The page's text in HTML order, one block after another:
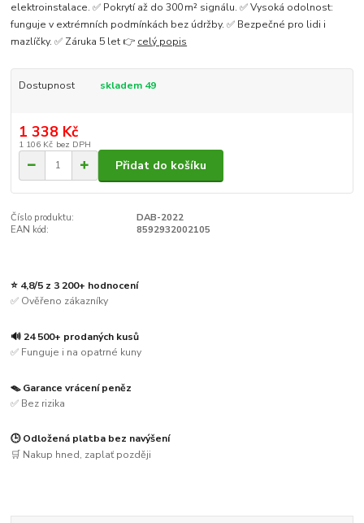
elektroinstalace. ✅ Pokrytí až do 300 m² signálu. ✅ Vysoká odolnost:
funguje v extrémních podmínkách bez údržby. ✅ Bezpečné pro lidi i
mazlíčky. ✅ Záruka 5 let 👉 celý popis
Dostupnost skladem 49
1 338 Kč
1 106 Kč bez DPH
Přidat do košíku
Číslo produktu:
DAB-2022
EAN kód:
8592932002105
⭐ 4,8/5 z 3 200+ hodnocení
✅ Ověřeno zákazníky
🔊 24 500+ prodaných kusů
✅ Funguje i na opatrné kuny
🪤 Garance vrácení peněz
✅ Bez rizika
🕒 Odložená platba bez navýšení
🛒 Nakup hned, zaplať později